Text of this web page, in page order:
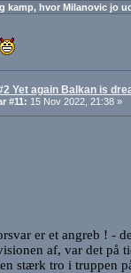
kamp, hvor Milanovic jo
Yet again Balkan is
#11: 15 Nov 2022, 21:38 »
er et angreb ! -
af, var det på
stærk tro i truppen